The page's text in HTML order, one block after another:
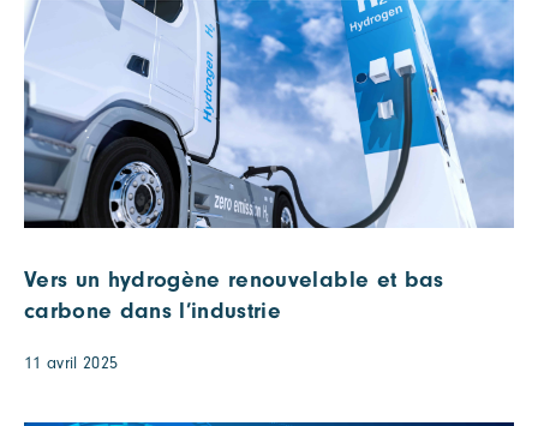
Vers un hydrogène renouvelable et bas
carbone dans l’industrie
11 avril 2025